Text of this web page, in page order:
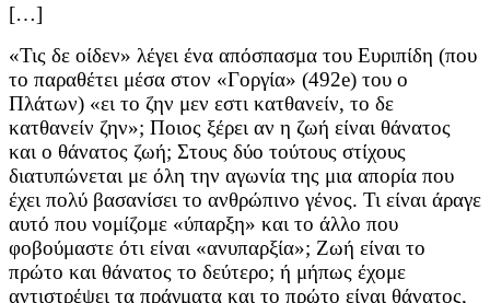
[…]
«Τις δε οίδεν» λέγει ένα απόσπασμα του Ευριπίδη (που
το παραθέτει μέσα στον «Γοργία» (492e) του ο
Πλάτων) «ει το ζην μεν εστι κατθανείν, το δε
κατθανείν ζην»; Ποιος ξέρει αν η ζωή είναι θάνατος
και ο θάνατος ζωή; Στους δύο τούτους στίχους
διατυπώνεται με όλη την αγωνία της μια απορία που
έχει πολύ βασανίσει το ανθρώπινο γένος. Τι είναι άραγε
αυτό που νομίζομε «ύπαρξη» και το άλλο που
φοβούμαστε ότι είναι «ανυπαρξία»; Ζωή είναι το
πρώτο και θάνατος το δεύτερο; ή μήπως έχομε
αντιστρέψει τα πράγματα και το πρώτο είναι θάνατος,